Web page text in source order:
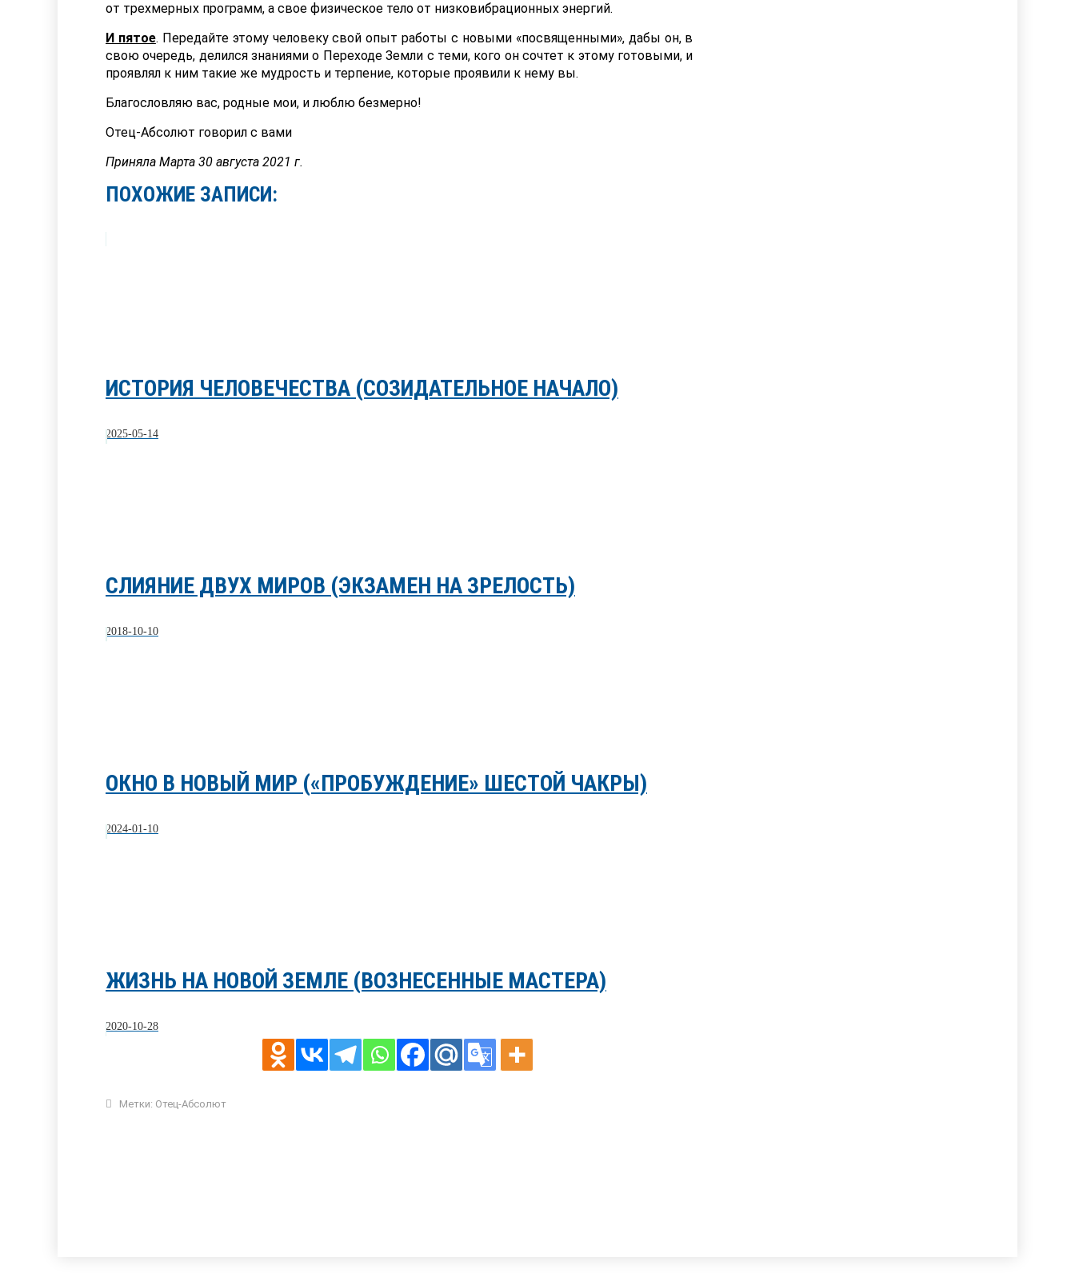
от трехмерных программ, а свое физическое тело от низковибрационных энергий.
И пятое. Передайте этому человеку свой опыт работы с новыми «посвященными», дабы он, в
свою очередь, делился знаниями о Переходе Земли с теми, кого он сочтет к этому готовыми, и
проявлял к ним такие же мудрость и терпение, которые проявили к нему вы.
Благословляю вас, родные мои, и люблю безмерно!
Отец-Абсолют говорил с вами
Приняла Марта 30 августа 2021 г.
ПОХОЖИЕ ЗАПИСИ:
ИСТОРИЯ ЧЕЛОВЕЧЕСТВА (СОЗИДАТЕЛЬНОЕ НАЧАЛО)
2025-05-14
СЛИЯНИЕ ДВУХ МИРОВ (ЭКЗАМЕН НА ЗРЕЛОСТЬ)
2018-10-10
ОКНО В НОВЫЙ МИР («ПРОБУЖДЕНИЕ» ШЕСТОЙ ЧАКРЫ)
2024-01-10
ЖИЗНЬ НА НОВОЙ ЗЕМЛЕ (ВОЗНЕСЕННЫЕ МАСТЕРА)
2020-10-28
Метки: Отец-Абсолют